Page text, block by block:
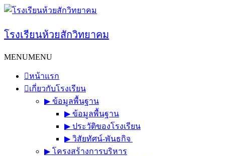
Skip
โรงเรียนห้วยสักวิทยาคม
MENUMENU
หน้าแรก
เกี่ยวกับโรงเรียน
▶︎ ข้อมูลพื้นฐาน
▶︎ ข้อมูลพื้นฐาน
▶︎ ประวัติของโรงเรียน
▶︎ วิสัยทัศน์-พันธกิจ
▶︎ โครงสร้างการบริหาร